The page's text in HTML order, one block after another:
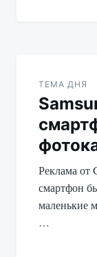
ТЕМА ДНЯ
Реклама от
смартфон
маленькие
…